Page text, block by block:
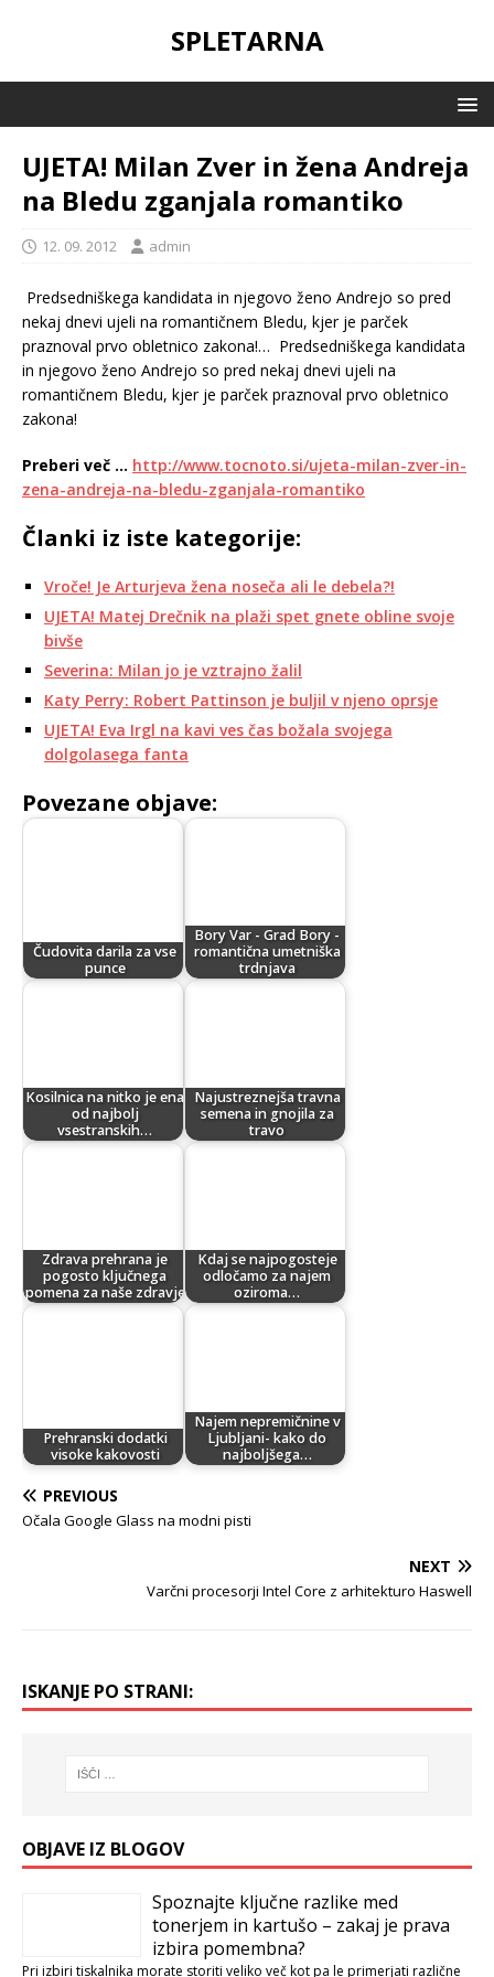
SPLETARNA
UJETA! Milan Zver in žena Andreja
na Bledu zganjala romantiko
12. 09. 2012 admin
Predsedniškega kandidata in njegovo ženo Andrejo so pred
nekaj dnevi ujeli na romantičnem Bledu, kjer je parček
praznoval prvo obletnico zakona!… Predsedniškega kandidata
in njegovo ženo Andrejo so pred nekaj dnevi ujeli na
romantičnem Bledu, kjer je parček praznoval prvo obletnico
zakona!
Preberi več … http://www.tocnoto.si/ujeta-milan-zver-in-
zena-andreja-na-bledu-zganjala-romantiko
Članki iz iste kategorije:
Vroče! Je Arturjeva žena noseča ali le debela?!
UJETA! Matej Drečnik na plaži spet gnete obline svoje
bivše
Severina: Milan jo je vztrajno žalil
Katy Perry: Robert Pattinson je buljil v njeno oprsje
UJETA! Eva Irgl na kavi ves čas božala svojega
dolgolasega fanta
Povezane objave:
Čudovita darila za vse
punce
Bory Var - Grad Bory -
romantična umetniška
trdnjava
Kosilnica na nitko je ena
od najbolj
vsestranskih…
Najustreznejša travna
semena in gnojila za
travo
Zdrava prehrana je
pogosto ključnega
pomena za naše zdravje
Kdaj se najpogosteje
odločamo za najem
oziroma…
Prehranski dodatki
visoke kakovosti
Najem nepremičnine v
Ljubljani- kako do
najboljšega…
PREVIOUS
Očala Google Glass na modni pisti
NEXT
Varčni procesorji Intel Core z arhitekturo Haswell
ISKANJE PO STRANI:
OBJAVE IZ BLOGOV
Spoznajte ključne razlike med
tonerjem in kartušo – zakaj je prava
izbira pomembna?
Pri izbiri tiskalnika morate storiti veliko več kot pa le primerjati različne